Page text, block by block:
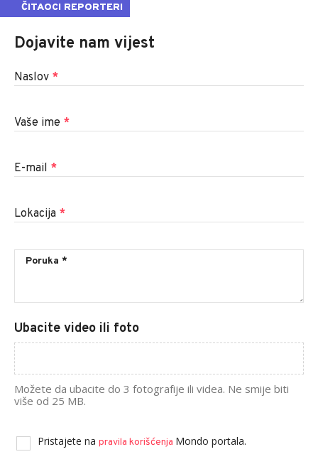
ČITAOCI REPORTERI
Dojavite nam vijest
Naslov *
Vaše ime *
E-mail *
Lokacija *
Ubacite video ili foto
Možete da ubacite do 3 fotografije ili videa. Ne smije biti
više od 25 MB.
Pristajete na pravila korišćenja Mondo portala.